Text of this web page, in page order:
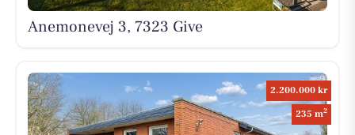
Anemonevej 3, 7323 Give
2.200.000 kr
235 m2